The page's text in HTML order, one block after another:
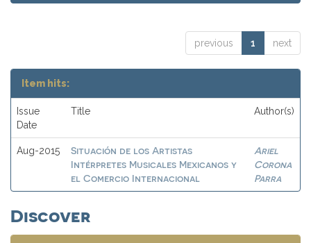
previous 1 next
Item hits:
Issue
Date
Title Author(s)
Aug-2015
Situación de los Artistas
Intérpretes Musicales Mexicanos y
el Comercio Internacional
Ariel
Corona
Parra
Discover